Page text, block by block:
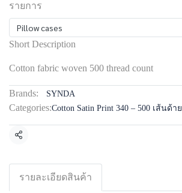
รายการ
Pillow cases
Short Description
Cotton fabric woven 500 thread count
Brands: SYNDA
Categories:Cotton Satin Print 340 – 500 เส้นด้าย
Share
รายละเอียดสินค้า